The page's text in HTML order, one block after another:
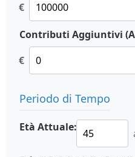
€
Contributi Aggiuntivi
€
Periodo di Tempo
Età Attuale: